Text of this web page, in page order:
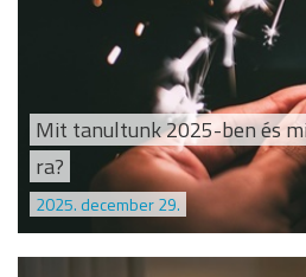
Mit tanultunk 2025-ben és
ra?
2025. december 29.